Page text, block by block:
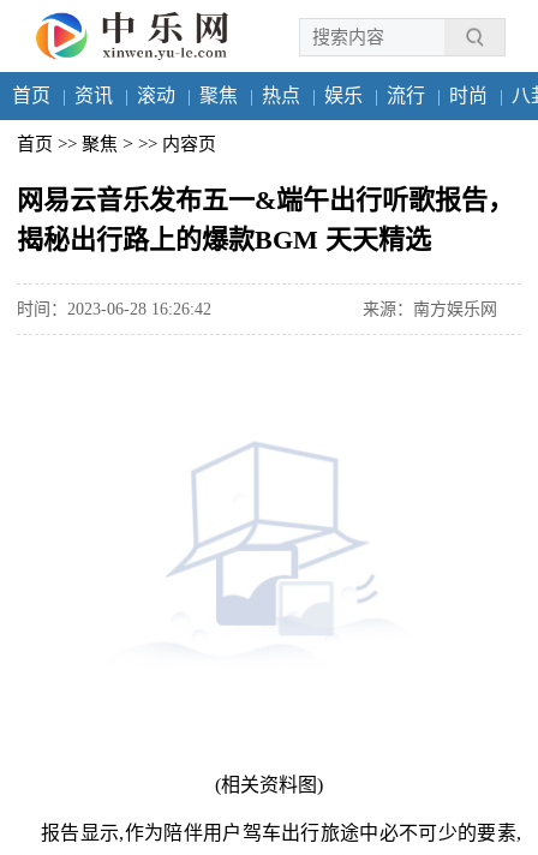
首页 资讯 滚动 聚焦 热点 娱乐 流行 时尚 八
首页 >> 聚焦 > >> 内容页
网易云音乐发布五一&端午出行听歌报告，
揭秘出行路上的爆款BGM 天天精选
时间：2023-06-28 16:26:42 来源：南方娱乐网
(相关资料图)
报告显示,作为陪伴用户驾车出行旅途中必不可少的要素,